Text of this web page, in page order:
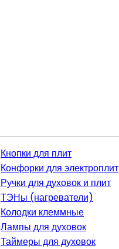
Кнопки для плит
Конфорки для электроплит
Ручки для духовок и плит
ТЭНы (нагреватели)
Колодки клеммные
Лампы для духовок
Таймеры для духовок